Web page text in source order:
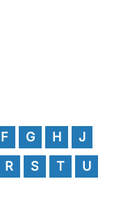
F G H
J
R S T
U